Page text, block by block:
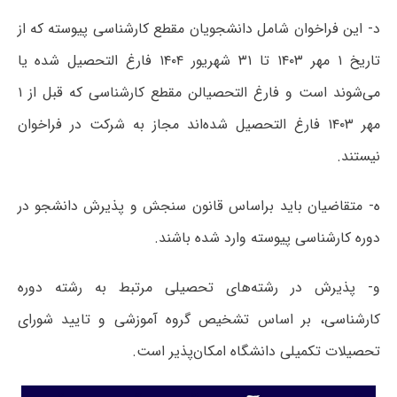
د- این فراخوان شامل دانشجویان مقطع کارشناسی پیوسته که از
تاریخ ۱ مهر ۱۴۰۳ تا ۳۱ شهریور ۱۴۰۴ فارغ التحصیل شده یا
می‌شوند است و فارغ التحصیالن مقطع کارشناسی که قبل از ۱
مهر ۱۴۰۳ فارغ التحصیل شده‌اند مجاز به شرکت در فراخوان
نیستند.
ه- متقاضیان باید براساس قانون سنجش و پذیرش دانشجو در
دوره کارشناسی پیوسته وارد شده باشند.
و- پذیرش در رشته‌های تحصیلی مرتبط به رشته دوره
کارشناسی، بر اساس تشخیص گروه آموزشی و تایید شورای
تحصیلات تکمیلی دانشگاه امکان‌پذیر است.